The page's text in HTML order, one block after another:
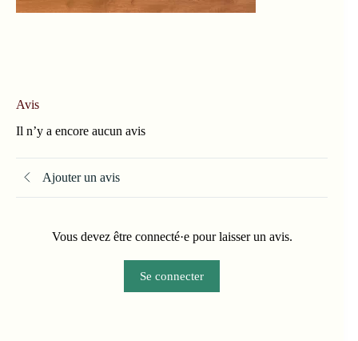
Avis
Il n’y a encore aucun avis
Ajouter un avis
Vous devez être connecté·e pour laisser un avis.
Se connecter